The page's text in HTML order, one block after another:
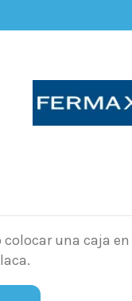
una caja en